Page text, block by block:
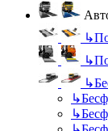
↳
↳
↳
↳
↳